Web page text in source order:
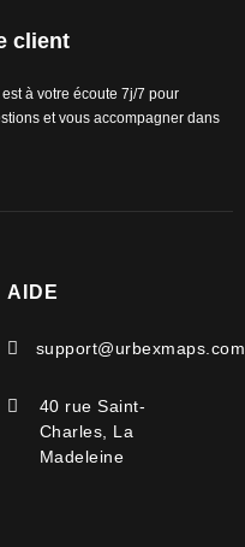
client
à votre écoute 7j/7 pour
et vous accompagner dans
AIDE
 support@urbexmaps.com

40 rue Saint-
Charles, La
Madeleine